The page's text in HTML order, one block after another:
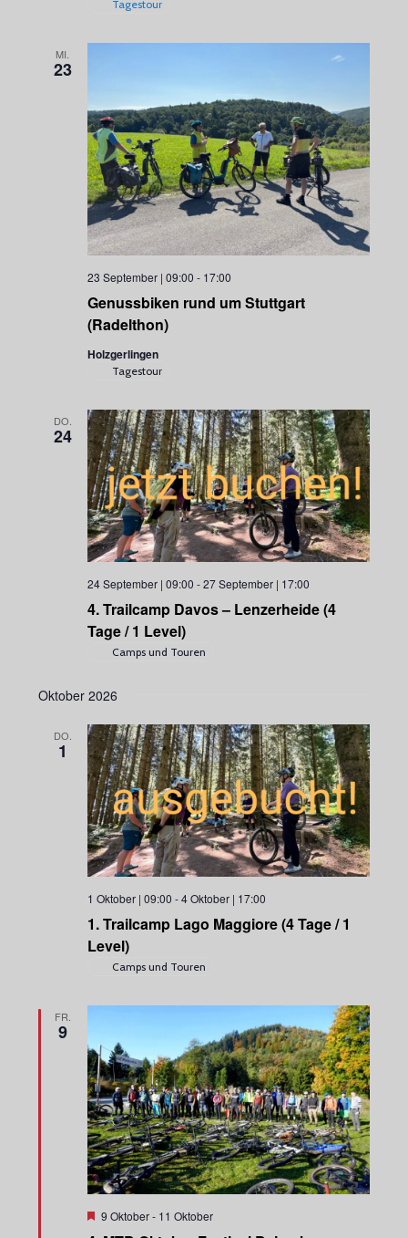
Tagestour
MI.
23
Genussbiken rund um Stuttgart
(Radelthon)
23 September | 09:00 - 17:00
Holzgerlingen
Tagestour
DO.
24
4. Trailcamp Davos – Lenzerheide (4
Tage / 1 Level)
24 September | 09:00 -27 September | 17:00
Camps und Touren
Oktober 2026
DO.
1
1. Trailcamp Lago Maggiore (4 Tage / 1
Level)
1 Oktober | 09:00 -4 Oktober | 17:00
Camps und Touren
FR.
9
H
9 Oktober- 11 Oktober